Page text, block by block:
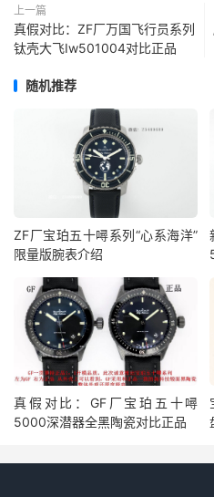
上一篇
真假对比：ZF厂万国飞行员系列
钛壳大飞Iw501004对比正品
随机推荐
ZF厂宝珀五十噚系列“心系海洋”
限量版腕表介绍
真假对比：GF厂宝珀五十噚
5000深潜器全黑陶瓷对比正品